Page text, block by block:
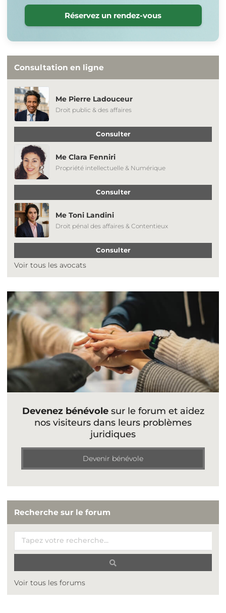
Réservez un rendez-vous
Consultation en ligne
Me Pierre Ladouceur
Droit public & des affaires
Consulter
Me Clara Fenniri
Propriété intellectuelle & Numérique
Consulter
Me Toni Landini
Droit pénal des affaires & Contentieux
Consulter
Voir tous les avocats
Devenez bénévolesur le forum et aidez
nos visiteurs dans leurs problèmes
juridiques
Devenir bénévole
Recherche sur le forum
Voir tous les forums